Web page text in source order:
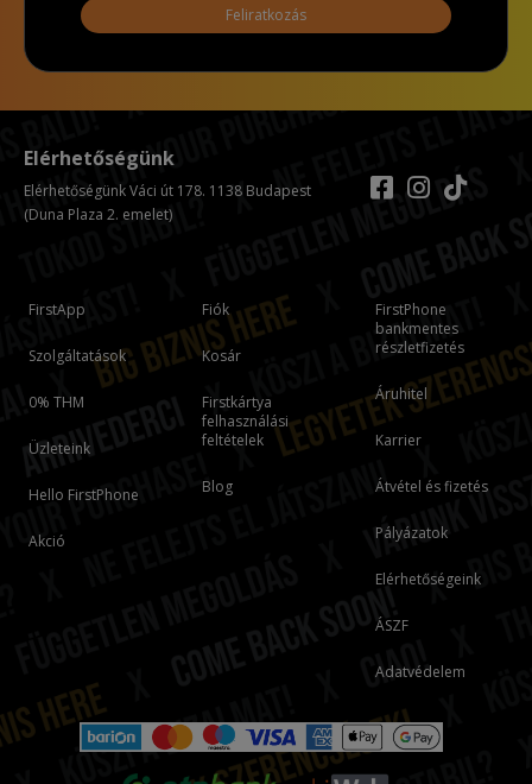
Feliratkozás
FirstApp
Szolgáltatások
0% THM
Üzleteink
Hello FirstPhone
Akció
Fiók
Kosár
Firstkártya
felhasználási
feltételek
Blog
FirstPhone
bankmentes
részletfizetés
Áruhitel
Karrier
Átvétel és fizetés
Pályázatok
Elérhetőségeink
ÁSZF
Adatvédelem
Elérhetőségünk
Elérhetőségünk Váci út 178. 1138 Budapest
(Duna Plaza 2. emelet)